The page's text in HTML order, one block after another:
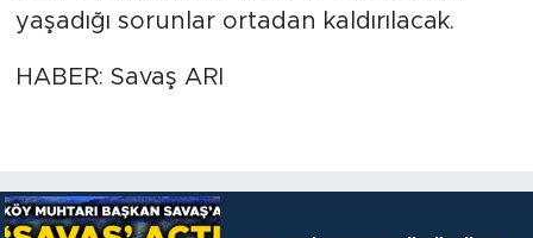
yaşadığı sorunlar ortadan kaldırılacak.
HABER: Savaş ARI